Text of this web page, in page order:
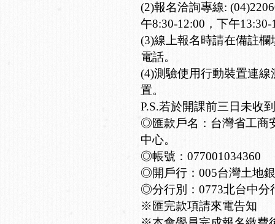
(2)報名洽詢專線:
午8:30-12:00，下午13:30-
(3)線上報名時請在備註
電話。
(4)測驗使用行動裝置連
置。
P.S.若於開課前三日未收
◎匯款戶名：台灣省工商
中心。
◎帳號：077001034360
◎開戶行：005台灣土地
◎分行別：0773北台中分
※匯完款項請來電告知